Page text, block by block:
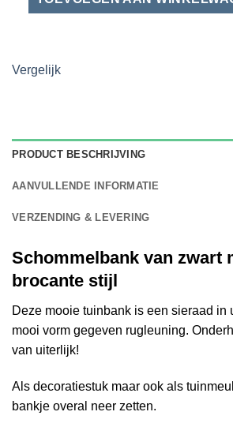
Vergelijk
PRODUCT BESCHRIJVING
AANVULLENDE INFORMATIE
VERZENDING & LEVERING
Schommelbank van zwart
brocante stijl
Deze mooie tuinbank is een sieraad in
mooi vorm gegeven rugleuning.
van uiterlijk!
Als decoratiestuk maar ook als
bankje overal neer zetten.